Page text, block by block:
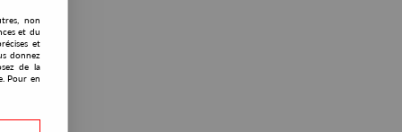
non
et du
et
donnez
de la
Pour en